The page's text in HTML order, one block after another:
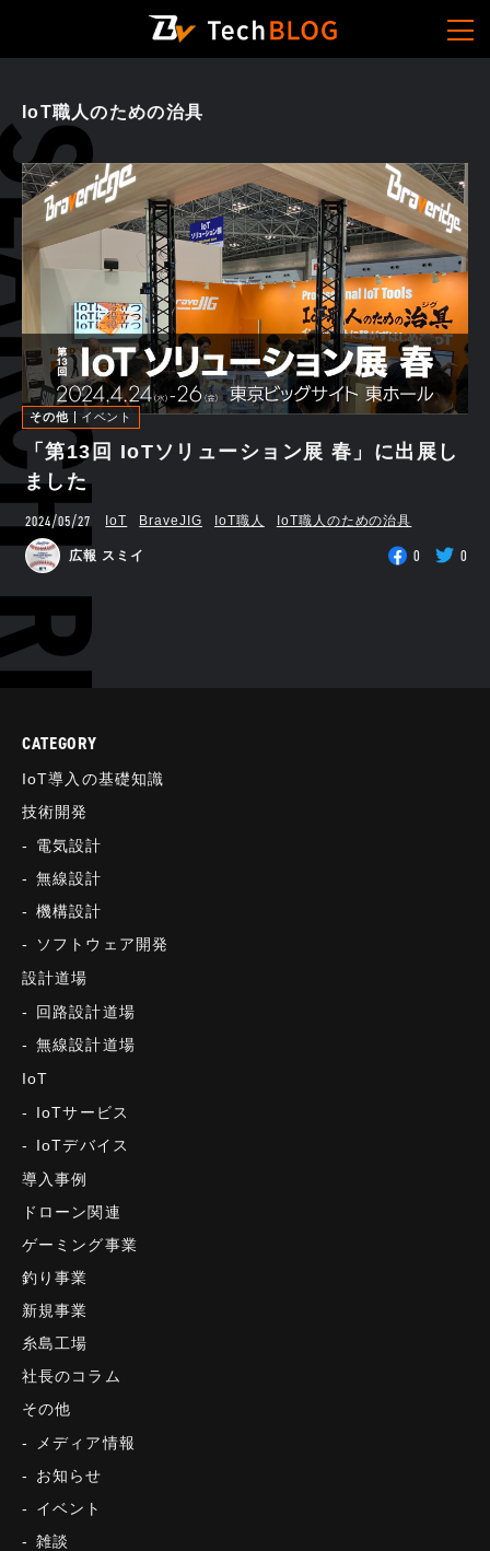
IoT職人のための治具
その他 イベント
「第13回 IoTソリューション展 春」に出展し
ました
2024/05/27 IoT BraveJIG IoT職人 IoT職人のための治具
広報 スミイ 0 0
CATEGORY
IoT導入の基礎知識
技術開発
電気設計
無線設計
機構設計
ソフトウェア開発
設計道場
回路設計道場
無線設計道場
IoT
IoTサービス
IoTデバイス
導入事例
ドローン関連
ゲーミング事業
釣り事業
新規事業
糸島工場
社長のコラム
その他
メディア情報
お知らせ
イベント
雑談